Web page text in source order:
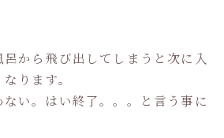
から飛び出してしまうと次に入
ります。
い。はい終了。。。と言う事に